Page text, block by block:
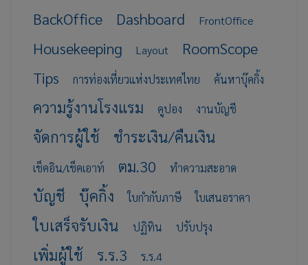
BackOffice Dashboard FrontOffice
Housekeeping Layout
RoomScope
Tips
การท่องเที่ยวแห่งประเทศไทย ค้นหาบุ๊คกิ้ง
ความรู้งานโรงแรม คูปอง งานบัญชี
จัดการผู้ใช้ ชำระเงิน/คืนเงิน
เช็คอิน/เช็คเอาท์ ตม.30 ทำความสะอาด
บัญชี บุ๊คกิ้ง ใบกำกับภาษี ใบเสนอราคา
ใบเสร็จรับเงิน ปฏิทิน ปรับปรุง
เพิ่มผู้ใช้ ร.ร.3 ร.ร.4